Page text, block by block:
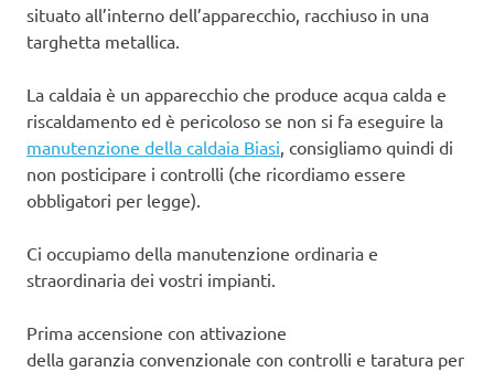
situato all’interno dell’apparecchio, racchiuso in una
targhetta metallica.
La caldaia è un apparecchio che produce acqua calda e
riscaldamento ed è pericoloso se non si fa eseguire la
manutenzione della caldaia Biasi , consigliamo quindi di
non posticipare i controlli (che ricordiamo essere
obbligatori per legge).
Ci occupiamo della manutenzione ordinaria e
straordinaria dei vostri impianti.
Prima accensione con attivazione
della garanzia convenzionale con controlli e taratura per